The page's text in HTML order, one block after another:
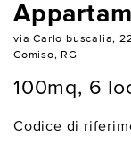
via Carlo buscalia,
Comiso, RG
100mq, 6
Codice di